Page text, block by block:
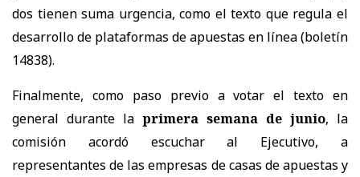
dos tienen suma urgencia, como el texto que regula el
desarrollo de plataformas de apuestas en línea (boletín
14838).
Finalmente, como paso previo a votar el texto en
general durante la primera semana de junio, la
comisión acordó escuchar al Ejecutivo, a
representantes de las empresas de casas de apuestas y